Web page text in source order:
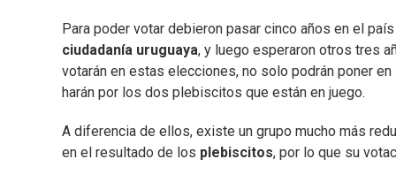
Para poder votar debieron pasar cinco años en el
ciudadanía uruguaya, y luego esperaron otros tres
votarán en estas elecciones, no solo podrán poner
harán por los dos plebiscitos que están en juego.
A diferencia de ellos, existe un grupo mucho más
en el resultado de los plebiscitos, por lo que su